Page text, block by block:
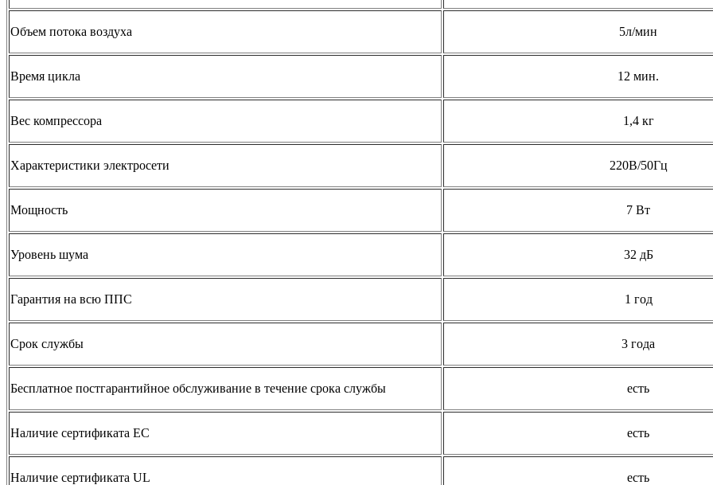
Объем потока воздуха 5л/мин
Время цикла 12 мин.
Вес компрессора 1,4 кг
Характеристики электросети 220В/50Гц
Мощность 7 Вт
Уровень шума 32 дБ
Гарантия на всю ППС 1 год
Срок службы 3 года
Бесплатное постгарантийное обслуживание в течение срока службы есть
Наличие сертификата ЕС есть
Наличие сертификата UL есть